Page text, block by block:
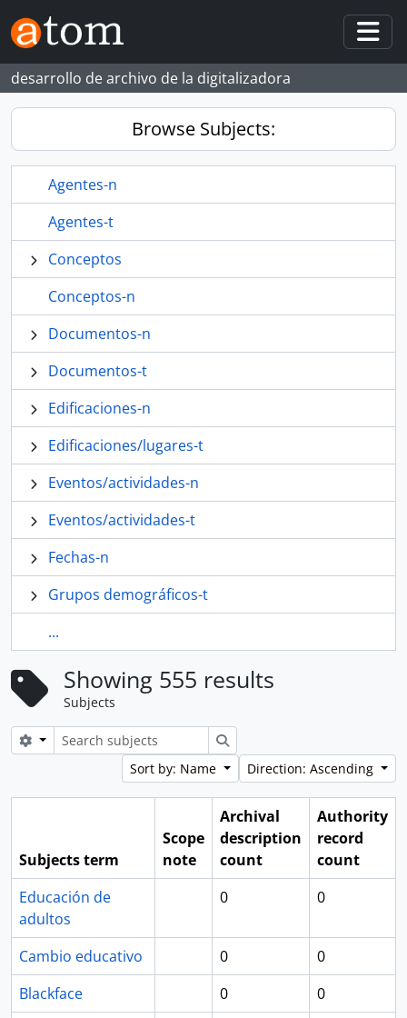
Skip to main content
desarrollo de archivo de la digitalizadora
Browse Subjects:
Agentes-n
Agentes-t
Conceptos
Conceptos-n
Documentos-n
Documentos-t
Edificaciones-n
Edificaciones/lugares-t
Eventos/actividades-n
Eventos/actividades-t
Fechas-n
Grupos demográficos-t
...
Showing 555 results
Subjects
Search options
Search
Sort by: Name
Direction: Ascending
Subjects term
Scope
note
Archival
description
count
Authority
record
count
Educación de
adultos
0 0
Cambio educativo 0
0
Blackface
0
0